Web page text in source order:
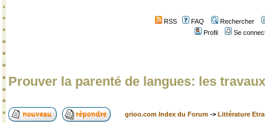
RSS FAQ
Rechercher
Profil
Se
Prouver la parenté de langues: les
grioo.com Index du Forum -> Littérature